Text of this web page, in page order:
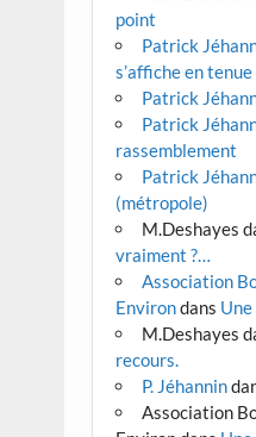
point
Patrick
s’affiche en
Patrick
Patrick
rassemblement
Patrick
(métropole)
M.Deshayes
vraiment ?…
Association
Environdans
M.Deshayes
recours.
P. Jéhannin
Association